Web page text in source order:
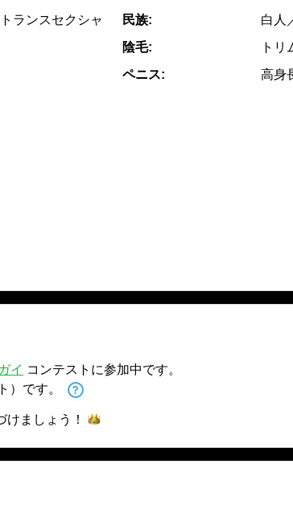
ランスセクシャ
民族:
白人
陰毛:
トリ
ペニス:
高身
イ コンテストに参加中です。
）です。
けま しょう！